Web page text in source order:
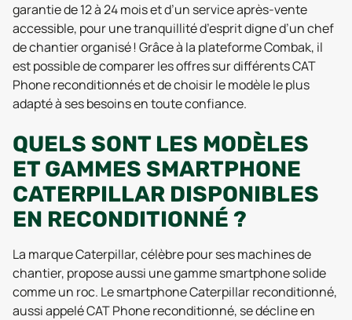
garantie de 12 à 24 mois et d’un service après-vente
accessible, pour une tranquillité d’esprit digne d’un chef
de chantier organisé ! Grâce à la plateforme Combak, il
est possible de comparer les offres sur différents CAT
Phone reconditionnés et de choisir le modèle le plus
adapté à ses besoins en toute confiance.
QUELS SONT LES MODÈLES
ET GAMMES SMARTPHONE
CATERPILLAR DISPONIBLES
EN RECONDITIONNÉ ?
La marque Caterpillar, célèbre pour ses machines de
chantier, propose aussi une gamme smartphone solide
comme un roc. Le smartphone Caterpillar reconditionné,
aussi appelé CAT Phone reconditionné, se décline en